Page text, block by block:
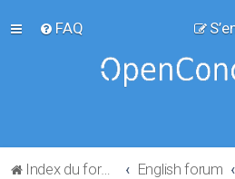
FAQ
Index du forum English forum